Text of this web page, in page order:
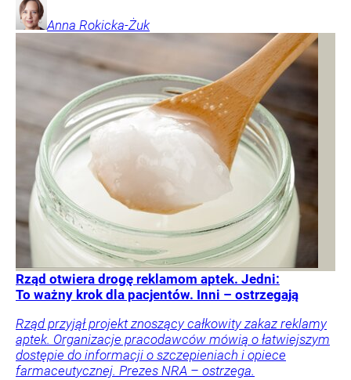
Anna Rokicka-Żuk
Rząd otwiera drogę reklamom aptek. Jedni:
To ważny krok dla pacjentów. Inni – ostrzegają
Rząd przyjął projekt znoszący całkowity zakaz reklamy
aptek. Organizacje pracodawców mówią o łatwiejszym
dostępie do informacji o szczepieniach i opiece
farmaceutycznej. Prezes NRA – ostrzega.